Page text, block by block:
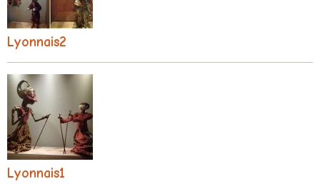
Lyonnais2
Lyonnais1